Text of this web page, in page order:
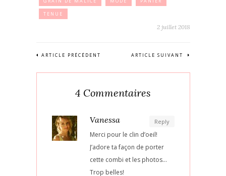
TENUE
2 juillet 2018
ARTICLE PRÉCÉDENT ARTICLE SUIVANT
4 Commentaires
Reply
Vanessa
Merci pour le clin d’oeil!
J’adore ta façon de porter
cette combi et les photos…
Trop belles!